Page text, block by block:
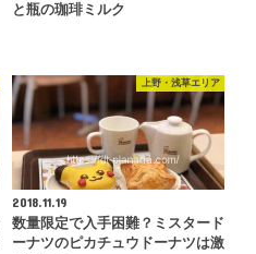
と瓶の珈琲ミルク
上野・浅草エリア
2018.11.19
数量限定で入手困難？ミスタード
ーナツのピカチュウドーナツは激